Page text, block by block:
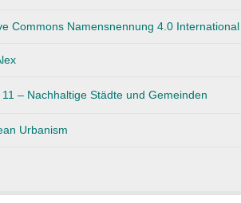
Commons Namensnennung 4.0 International
Urbanism